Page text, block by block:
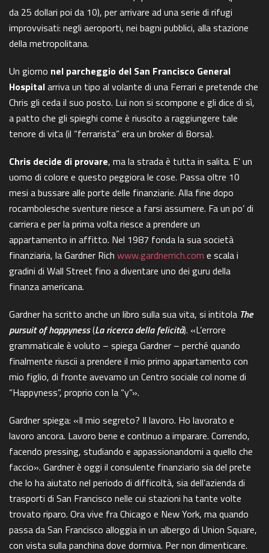
da 25 dollari poi da 10), per arrivare ad una serie di rifugi
improvvisati: negli aeroporti, nei bagni pubblici, alla stazione
della metropolitana.
Un giorno nel parcheggio del San Francisco General
Hospitalarriva un tipo al volante di una Ferrari e pretende che
Chris gli ceda il suo posto. Lui non si scompone e gli dice di sì,
a patto che gli spieghi come è riuscito a raggiungere tale
tenore di vita (il “ferrarista” era un broker di Borsa).
Chris decide di provare, ma la strada è tutta in salita. E’ un
uomo di colore e questo peggiora le cose. Passa oltre 10
mesi a bussare alle porte delle finanziarie. Alla fine dopo
rocambolesche sventure riesce a farsi assumere. Fa un po’ di
carriera e per la prima volta riesce a prendere un
appartamento in affitto. Nel 1987 fonda la sua società
finanziaria, la Gardner Rich www.gardnerrich.com e scala i
gradini di Wall Street fino a diventare uno dei guru della
finanza americana.
Gardner ha scritto anche un libro sulla sua vita, si intitola The
pursuit of happyness(La ricerca della felicità). «L’errore
grammaticale è voluto – spiega Gardner – perché quando
finalmente riuscii a prendere il mio primo appartamento con
mio figlio, di fronte avevamo un Centro sociale col nome di
“Happyness”, proprio con la “y”».
Gardner spiega: «Il mio segreto? Il lavoro. Ho lavorato e
lavoro ancora. Lavoro bene e continuo a imparare. Correndo,
facendo pressing, studiando e appassionandomi a quello che
faccio». Gardner è oggi il consulente finanziario sia del prete
che lo ha aiutato nel periodo di difficoltà, sia dell’azienda di
trasporti di San Francisco nelle cui stazioni ha tante volte
trovato riparo. Ora vive fra Chicago e New York, ma quando
passa da San Francisco alloggia in un albergo di Union Square,
con vista sulla panchina dove dormiva. Per non dimenticare.
COSA STAI CERCANDO?